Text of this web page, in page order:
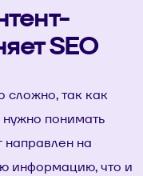
SEO
сложно, так как
понимать
на
информацию, что и